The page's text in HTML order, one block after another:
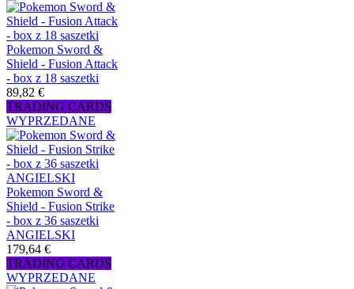
Pokemon Sword &
Shield - Fusion Attack
- box z 18 saszetki
89,82 €
TRADING CARDS
WYPRZEDANE
Pokemon Sword &
Shield - Fusion Strike
- box z 36 saszetki
ANGIELSKI
179,64 €
TRADING CARDS
WYPRZEDANE